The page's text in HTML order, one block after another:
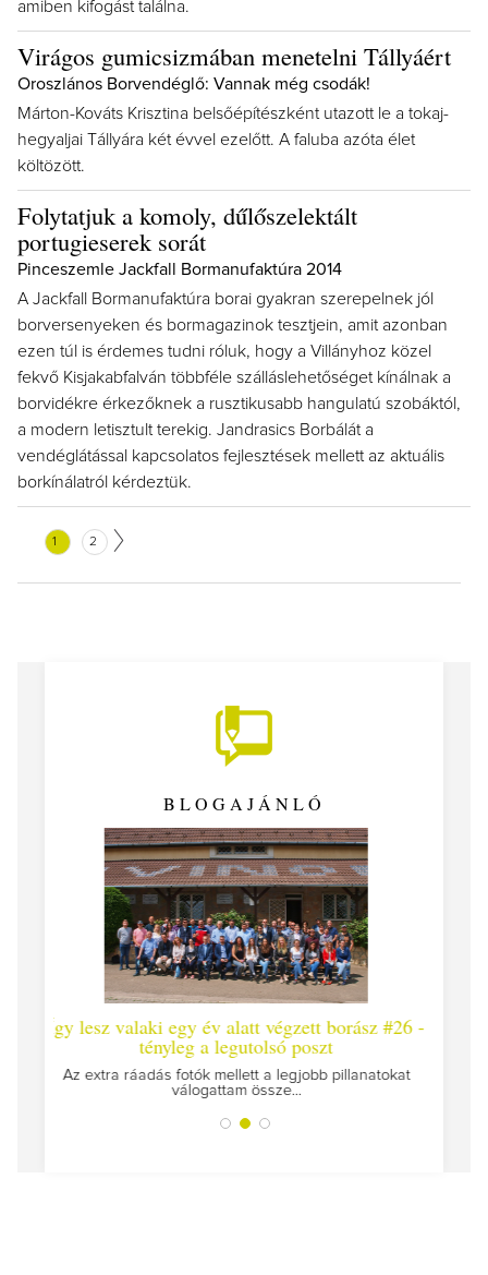
amiben kifogást találna.
Virágos gumicsizmában menetelni Tállyáért
Oroszlános Borvendéglő: Vannak még csodák!
Márton-Kováts Krisztina belsőépítészként utazott le a tokaj-
hegyaljai Tállyára két évvel ezelőtt. A faluba azóta élet
költözött.
Folytatjuk a komoly, dűlőszelektált
portugieserek sorát
Pinceszemle Jackfall Bormanufaktúra 2014
A Jackfall Bormanufaktúra borai gyakran szerepelnek jól
borversenyeken és bormagazinok tesztjein, amit azonban
ezen túl is érdemes tudni róluk, hogy a Villányhoz közel
fekvő Kisjakabfalván többféle szálláslehetőséget kínálnak a
borvidékre érkezőknek a rusztikusabb hangulatú szobáktól,
a modern letisztult terekig. Jandrasics Borbálát a
vendéglátással kapcsolatos fejlesztések mellett az aktuális
borkínálatról kérdeztük.
1 2
BLOGAJÁNLÓ
év alatt végzett borász #26 -
a legutolsó poszt
mellett a legjobb pillanatokat
Így lesz valaki egy év alatt
Megírtuk a modulzáró vizsgákat,
az utolsó...